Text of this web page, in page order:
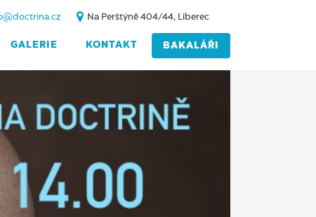
GALERIE KONTAKT BAKALÁŘI
Na Perštýně 404/44, Liberec